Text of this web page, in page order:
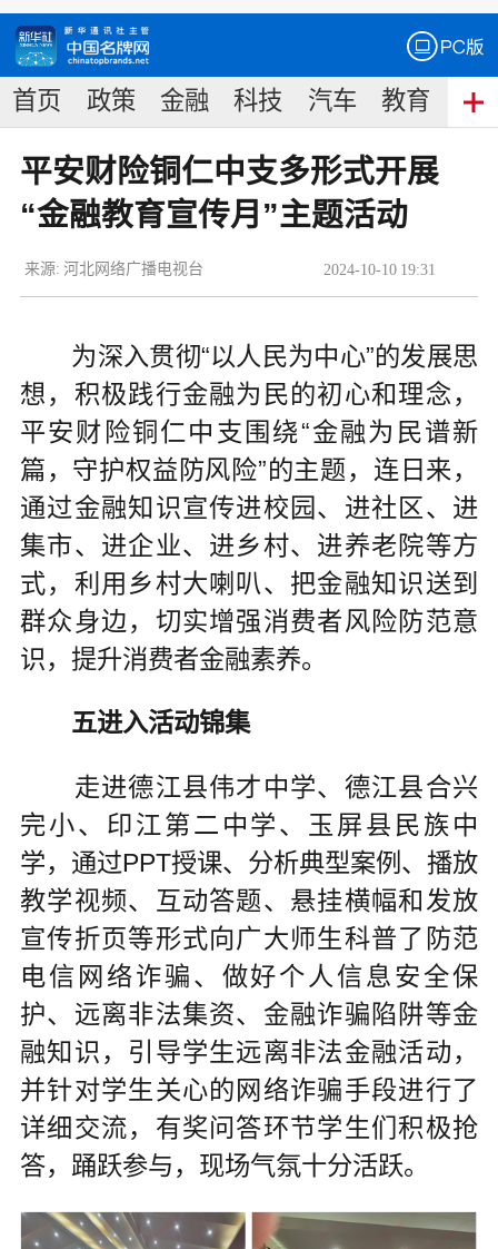
首页 政策 金融 科技 汽车 教育 食
平安财险铜仁中支多形式开展
“金融教育宣传月”主题活动
2024-10-10 19:31
来源: 河北网络广播电视台
为深入贯彻“以人民为中心”的发展思
想，积极践行金融为民的初心和理念，
平安财险铜仁中支围绕“金融为民谱新
篇，守护权益防风险”的主题，连日来，
通过金融知识宣传进校园、进社区、进
集市、进企业、进乡村、进养老院等方
式，利用乡村大喇叭、把金融知识送到
群众身边，切实增强消费者风险防范意
识，提升消费者金融素养。
五进入活动锦集
走进德江县伟才中学、德江县合兴
完小、印江第二中学、玉屏县民族中
学，通过PPT授课、分析典型案例、播放
教学视频、互动答题、悬挂横幅和发放
宣传折页等形式向广大师生科普了防范
电信网络诈骗、做好个人信息安全保
护、远离非法集资、金融诈骗陷阱等金
融知识，引导学生远离非法金融活动，
并针对学生关心的网络诈骗手段进行了
详细交流，有奖问答环节学生们积极抢
答，踊跃参与，现场气氛十分活跃。